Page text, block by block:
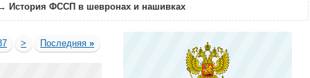
История ФССП в шевронах и нашивках
> Последняя»